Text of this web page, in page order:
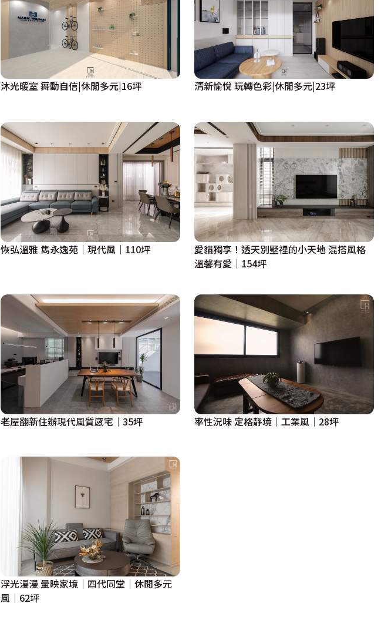
沐光暖室 舞動自信|休閒多元|16坪 清新愉悅 玩轉色彩|休閒多元|23坪
恢弘溫雅 雋永逸苑｜現代風｜110坪
愛貓獨享！透天別墅裡的小天地 混搭風格
溫馨有愛│154坪
老屋翻新住辦現代風質感宅│35坪 率性況味 定格靜境｜工業風｜28坪
浮光漫漫 暈映家境｜四代同堂｜休閒多元
風｜62坪